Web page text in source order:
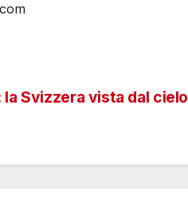
Svizzera vista dal cielo